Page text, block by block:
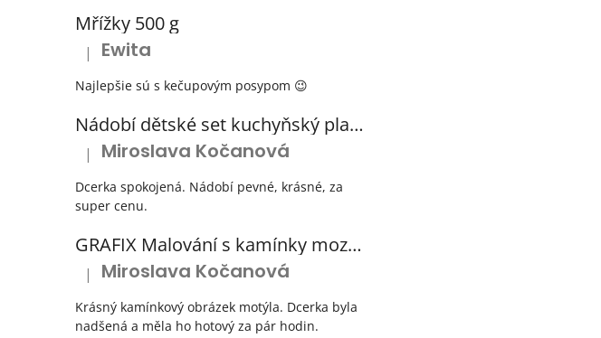
Mřížky 500 g
Hodnocení produktu je 5 z 5 hvězdiček.
| Ewita
Najlepšie sú s kečupovým posypom 😉
Nádobí dětské set kuchyňský plastový s odkapávačem 3 barvy
Hodnocení produktu je 5 z 5 hvězdiček.
| Miroslava Kočanová
Dcerka spokojená. Nádobí pevné, krásné, za
super cenu.
GRAFIX Malování s kamínky mozaika diamantový obrázek 3 druhy
Hodnocení produktu je 5 z 5 hvězdiček.
| Miroslava Kočanová
Krásný kamínkový obrázek motýla. Dcerka byla
nadšená a měla ho hotový za pár hodin.